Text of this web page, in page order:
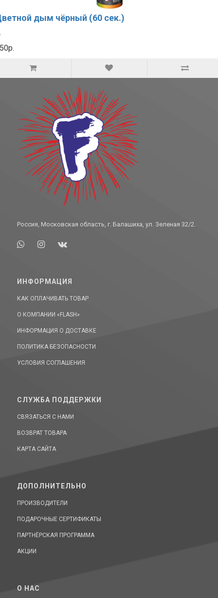
дым чёрный (60 сек.)
Россия, Московская область, г. Балашиха, ул. Зеленая 32/2.
ИНФОРМАЦИЯ
КАК ОПЛАЧИВАТЬ ТОВАР
О КОМПАНИИ «FLASH»
ИНФОРМАЦИЯ О ДОСТАВКЕ
ПОЛИТИКА БЕЗОПАСНОСТИ
УСЛОВИЯ СОГЛАШЕНИЯ
СЛУЖБА ПОДДЕРЖКИ
СВЯЗАТЬСЯ С НАМИ
ВОЗВРАТ ТОВАРА
КАРТА САЙТА
ДОПОЛНИТЕЛЬНО
ПРОИЗВОДИТЕЛИ
ПОДАРОЧНЫЕ СЕРТИФИКАТЫ
ПАРТНЁРСКАЯ ПРОГРАММА
АКЦИИ
O НАС